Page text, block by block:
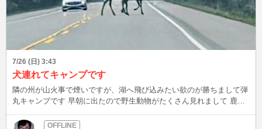
7/26 (日) 3:43
犬連れてキャンプです
隣の州が山火事で煙いですが、湖へ飛び込みたい欲のが勝ちまして弾
丸キャンプです 早朝に出たので野生動物がたくさん見れまして 鹿、
ムースに遭遇しました！！生ムース！足長くて本当におっきくて感